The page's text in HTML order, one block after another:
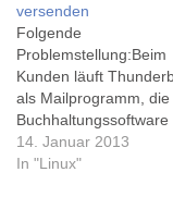
versenden
Folgende
Problemstellung:Beim
Kunden läuft
als Mailprogramm, die
Buchhaltungssoftware
(RZL) liefert frisch
generierte Mahnungen
14. Januar 2013
In "Linux"